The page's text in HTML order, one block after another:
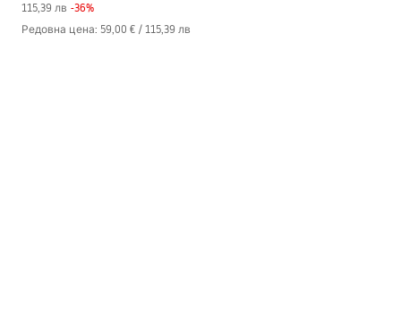
115,39 лв -36%
Редовна цена: 59,00 € / 115,39 лв